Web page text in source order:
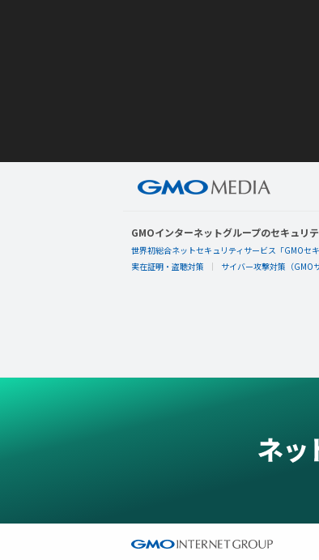
GMOインターネットグループのセキュリ
世界初総合ネットセキュリティサービス「GMOセキ
実在証明・盗聴対策
サイバー攻撃対策（GMO